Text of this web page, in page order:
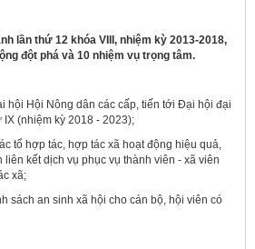
lần thứ 12 khóa VIII, nhiệm kỳ 2013-2018,
đột phá và 10 nhiệm vụ trọng tâm.
hội Hội Nông dân các cấp, tiến tới Đại hội đại
(nhiệm kỳ 2018 - 2023);
tổ hợp tác, hợp tác xã hoạt động hiệu quả,
kết dịch vụ phục vụ thành viên - xã viên
xã;
sách an sinh xã hội cho cán bộ, hội viên có